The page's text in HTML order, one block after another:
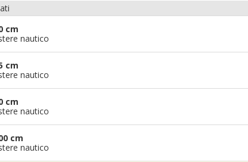
cm
nautico
cm
nautico
cm
nautico
cm
nautico